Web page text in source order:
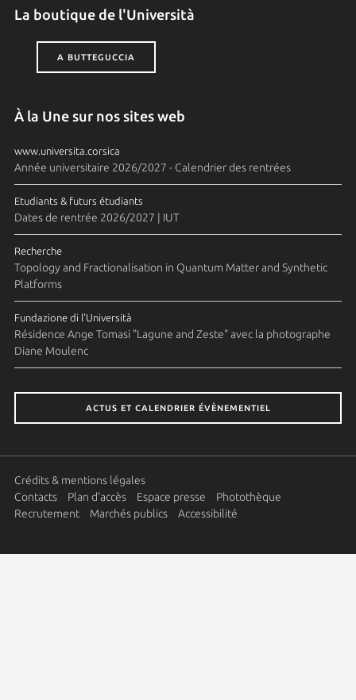
La boutique de l'Università
A BUTTEGUCCIA
À la Une sur nos sites web
www.universita.corsica
Année universitaire 2026/2027 - Calendrier des rentrées
Etudiants & futurs étudiants
Dates de rentrée 2026/2027 | IUT
Recherche
Topology and Fractionalisation in Quantum Matter and Synthetic
Platforms
Fundazione di l'Università
Résidence Ange Tomasi "Lagune and Zeste" avec la photographe
Diane Moulenc
ACTUS ET CALENDRIER ÉVÈNEMENTIEL
Crédits & mentions légales
Contacts
Plan d'accès Espace presse
Photothèque
Recrutement
Marchés publics Accessibilité